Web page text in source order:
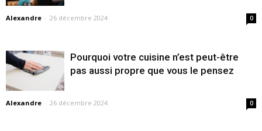
Alexandre - 26 décembre 2024 0
Pourquoi votre cuisine n’est peut-être
pas aussi propre que vous le pensez
Alexandre - 26 décembre 2024 0